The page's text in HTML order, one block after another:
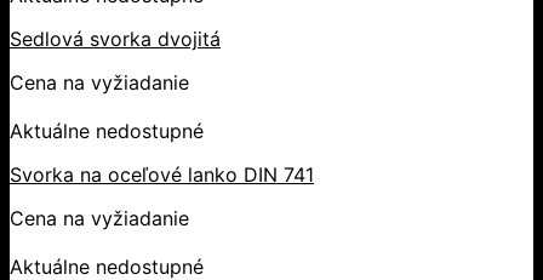
Sedlová svorka dvojitá
Cena na vyžiadanie
Aktuálne nedostupné
Svorka na oceľové lanko DIN 741
Cena na vyžiadanie
Aktuálne nedostupné